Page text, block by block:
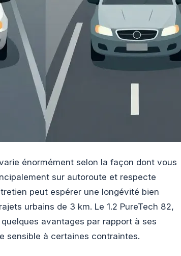
énormément selon la façon dont vous
sur autoroute et respecte
peut espérer une longévité bien
urbains de 3 km. Le 1.2 PureTech 82,
avantages par rapport à ses
sensible à certaines contraintes.